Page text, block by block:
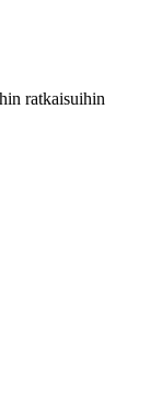
ratkaisuihin